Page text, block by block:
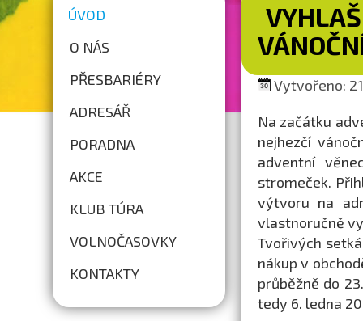
ÚVOD
O NÁS
PŘESBARIÉRY
ADRESÁŘ
PORADNA
AKCE
KLUB TÚRA
VOLNOČASOVKY
KONTAKTY
Vytvořeno:
Na začátku
nejhezčí
adventní
stromeček.
výtvoru na
vlastnoručně
Tvořivých
nákup v
průběžně do
tedy 6. ledna